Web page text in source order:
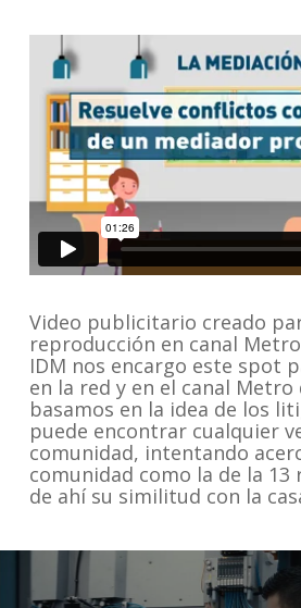
Video publicitario creado
reproducción en canal
IDM nos encargo este spot
en la red y en el canal Metro
basamos en la idea de los
puede encontrar cualquier
comunidad, intentando
comunidad como la de la 13
de ahí su similitud con la